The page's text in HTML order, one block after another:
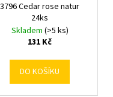
3796 Cedar rose natur
24ks
Skladem (>5 ks)
131 Kč
DO KOŠÍKU